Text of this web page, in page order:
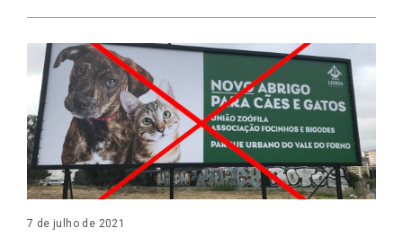
7 de julho de 2021